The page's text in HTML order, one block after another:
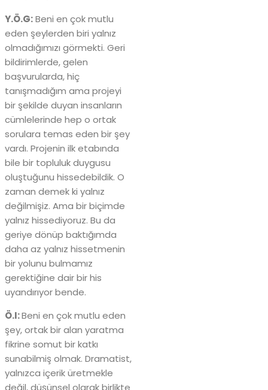
Y.Ö.G:Beni en çok mutlu
eden şeylerden biri yalnız
olmadığımızı görmekti. Geri
bildirimlerde, gelen
başvurularda, hiç
tanışmadığım ama projeyi
bir şekilde duyan insanların
cümlelerinde hep o ortak
sorulara temas eden bir şey
vardı. Projenin ilk etabında
bile bir topluluk duygusu
oluştuğunu hissedebildik. O
zaman demek ki yalnız
değilmişiz. Ama bir biçimde
yalnız hissediyoruz. Bu da
geriye dönüp baktığımda
daha az yalnız hissetmenin
bir yolunu bulmamız
gerektiğine dair bir his
uyandırıyor bende.
Ö.I:Beni en çok mutlu eden
şey, ortak bir alan yaratma
fikrine somut bir katkı
sunabilmiş olmak. Dramatist,
yalnızca içerik üretmekle